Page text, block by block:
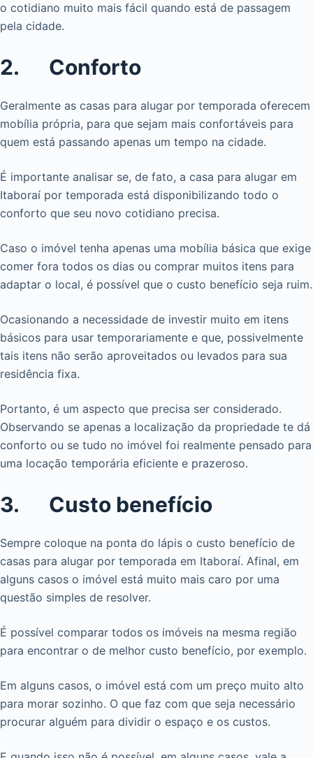
o cotidiano muito mais fácil quando está de passagem
pela cidade.
2. Conforto
Geralmente as casas para alugar por temporada oferecem
mobília própria, para que sejam mais confortáveis para
quem está passando apenas um tempo na cidade.
É importante analisar se, de fato, a casa para alugar em
Itaboraí por temporada está disponibilizando todo o
conforto que seu novo cotidiano precisa.
Caso o imóvel tenha apenas uma mobília básica que exige
comer fora todos os dias ou comprar muitos itens para
adaptar o local, é possível que o custo benefício seja ruim.
Ocasionando a necessidade de investir muito em itens
básicos para usar temporariamente e que, possivelmente
tais itens não serão aproveitados ou levados para sua
residência fixa.
Portanto, é um aspecto que precisa ser considerado.
Observando se apenas a localização da propriedade te dá
conforto ou se tudo no imóvel foi realmente pensado para
uma locação temporária eficiente e prazeroso.
3. Custo benefício
Sempre coloque na ponta do lápis o custo benefício de
casas para alugar por temporada em Itaboraí. Afinal, em
alguns casos o imóvel está muito mais caro por uma
questão simples de resolver.
É possível comparar todos os imóveis na mesma região
para encontrar o de melhor custo benefício, por exemplo.
Em alguns casos, o imóvel está com um preço muito alto
para morar sozinho. O que faz com que seja necessário
procurar alguém para dividir o espaço e os custos.